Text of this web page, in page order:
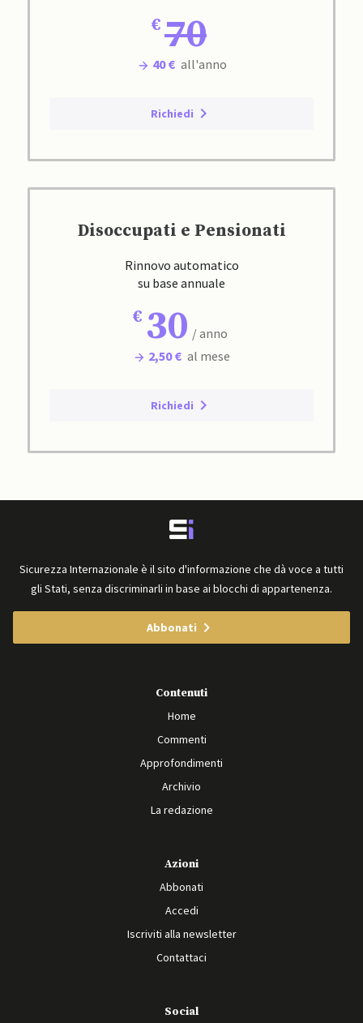
70
40 € all'anno
Richiedi
Disoccupati e Pensionati
Rinnovo automatico
su base annuale
30 / anno
2,50 € al mese
Richiedi
Sicurezza Internazionale è il sito d'informazione che dà voce a tutti
gli Stati, senza discriminarli in base ai blocchi di appartenenza.
Abbonati
Contenuti
Home
Commenti
Approfondimenti
Archivio
La redazione
Azioni
Abbonati
Accedi
Iscriviti alla newsletter
Contattaci
Social